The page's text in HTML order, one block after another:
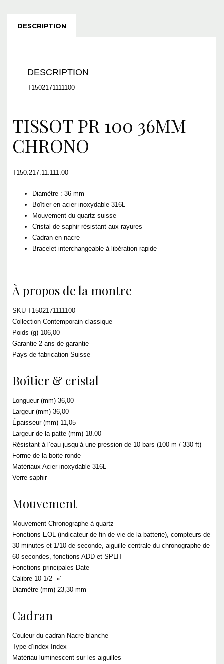
DESCRIPTION
DESCRIPTION
T1502171111100
TISSOT PR 100 36MM
CHRONO
T150.217.11.111.00
Diamètre : 36 mm
Boîtier en acier inoxydable 316L
Mouvement du quartz suisse
Cristal de saphir résistant aux rayures
Cadran en nacre
Bracelet interchangeable à libération rapide
À propos de la montre
SKU T1502171111100
Collection Contemporain classique
Poids (g) 106,00
Garantie 2 ans de garantie
Pays de fabrication Suisse
Boîtier & cristal
Longueur (mm) 36,00
Largeur (mm) 36,00
Épaisseur (mm) 11,05
Largeur de la patte (mm) 18.00
Résistant à l’eau jusqu’à une pression de 10 bars (100 m / 330 ft)
Forme de la boite ronde
Matériaux Acier inoxydable 316L
Verre saphir
Mouvement
Mouvement Chronographe à quartz
Fonctions EOL (indicateur de fin de vie de la batterie), compteurs de
30 minutes et 1/10 de seconde, aiguille centrale du chronographe de
60 secondes, fonctions ADD et SPLIT
Fonctions principales Date
Calibre 10 1/2 »’
Diamètre (mm) 23,30 mm
Cadran
Couleur du cadran Nacre blanche
Type d’index Index
Matériau luminescent sur les aiguilles